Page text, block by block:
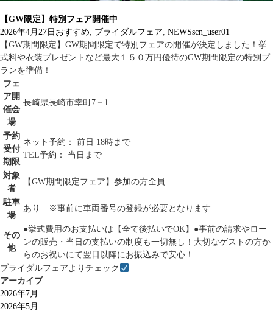
【GW限定】特別フェア開催中
2026年4月27日 おすすめ, ブライダルフェア, NEWSscn_user01
【GW期間限定】GW期間限定で特別フェアの開催が決定しました！挙
式料や衣装プレゼントなど最大１５０万円優待のGW期間限定の特別プ
ランを準備！
フェ
ア開
催会
場
長崎県長崎市幸町7－1
予約
受付
期限
ネット予約： 前日 18時まで
TEL予約： 当日まで
対象
者
【GW期間限定フェア】参加の方全員
駐車
場
あり ※事前に車両番号の登録が必要となります
その
他
●挙式費用のお支払いは【全て後払いでOK】●事前の請求やロー
ンの販売・当日の支払いの制度も一切無し！大切なゲストの方か
らのお祝いにて翌日以降にお振込みで安心！
ブライダルフェアよりチェック
アーカイブ
2026年7月
2026年5月